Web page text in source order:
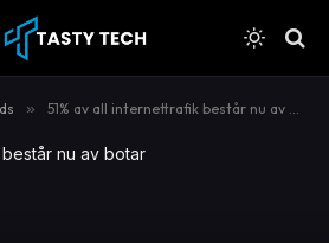
» 51% av all internettrafik består nu av botar